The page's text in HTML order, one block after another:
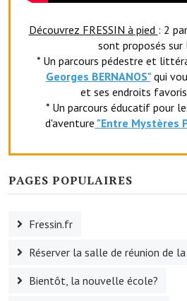
Le foyer de la Planquette
L'association des anciens combattants
L'association des anciens sapeurs-
Village sportif
La société de pêche
Le sport au foyer rural
Les foulées Fressinoises
Fêtes et manifestations
Découvrez FRESSIN à pied : 2
sont proposés sur
* Un parcours pédestre et
Georges BERNANOS" qui
et ses endroits
* Un parcours éducatif pour
d'aventure "Entre Mystères
PAGES POPULAIRES
Fressin.fr
Réserver la salle de réunion de la
Bientôt, la nouvelle école?